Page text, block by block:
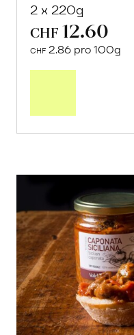
2 x 220g
CHF 12.60
CHF 2.86 pro 100g